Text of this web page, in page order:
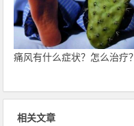
痛风有什么症状？怎么治疗？
相关文章